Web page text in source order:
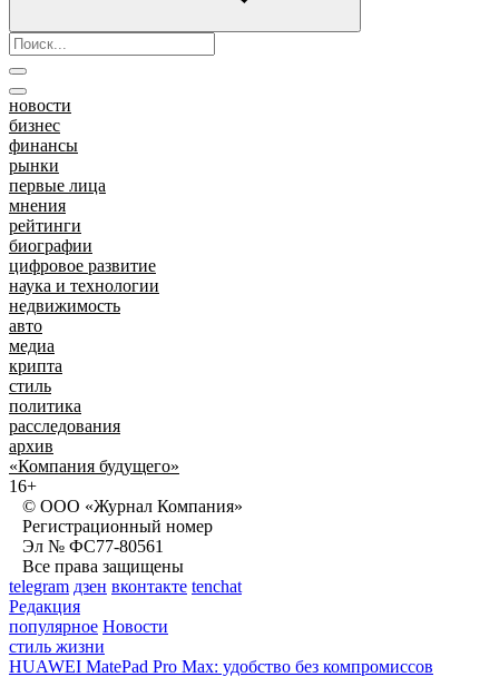
новости
бизнес
финансы
рынки
первые лица
мнения
рейтинги
биографии
цифровое развитие
наука и технологии
недвижимость
авто
медиа
крипта
стиль
политика
расследования
архив
«Компания будущего»
16+
© ООО «Журнал Компания»
Регистрационный номер
Эл № ФС77-80561
Все права защищены
telegram дзен вконтакте tenchat
Редакция
популярное Новости
стиль жизни
HUAWEI MatePad Pro Max: удобство без компромиссов